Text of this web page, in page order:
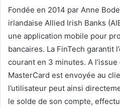
Fondée en 2014 par Anne
irlandaise Allied Irish Banks
une application mobile pour
bancaires. La FinTech garantit
courant en 3 minutes. A
MasterCard est envoyée au
l’utilisateur peut ainsi
le solde de son compte,